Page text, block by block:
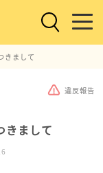
きまして
違反報告
きまして